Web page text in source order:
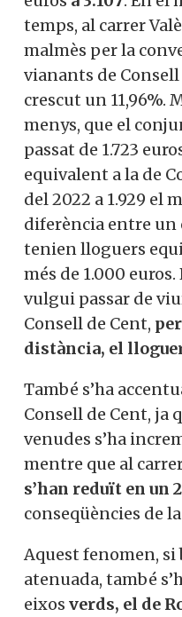
temps, al carrer
malmès per la
vianants de
crescut un 11,96%.
menys, que el
passat de 1.723
equivalent a la de
del 2022 a 1.929 el
diferència entre un
tenien lloguers
més de 1.000
vulgui passar de
Consell de Cent,
distància, el
També s’ha
Consell de Cent, ja
venudes s’ha
mentre que al
s’han reduït en un
conseqüències de
Aquest fenomen, si
atenuada, també
eixos verds, el de